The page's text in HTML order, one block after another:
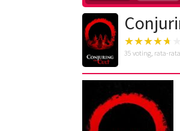
35 voting, rata-rata